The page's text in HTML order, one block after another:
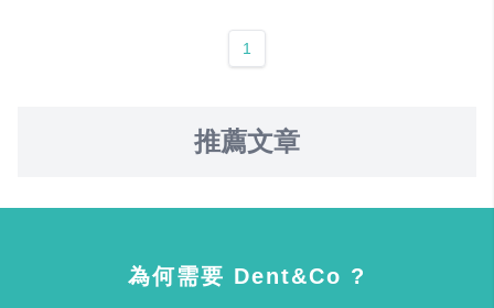
1
推薦文章
為何需要 Dent&Co ?